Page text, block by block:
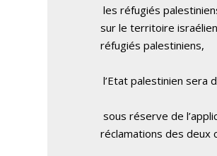
les réfugiés
sur le territoire
réfugiés palestiniens,
l’Etat palestinien sera
sous réserve de
réclamations des deux